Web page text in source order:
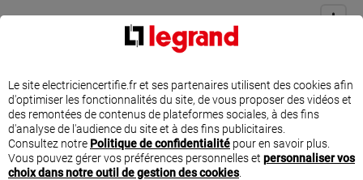
Le site electriciencertifie.fr et ses partenaires utilisent des cookies afin
d'optimiser les fonctionnalités du site, de vous proposer des vidéos et
des remontées de contenus de plateformes sociales, à des fins
d'analyse de l'audience du site et à des fins publicitaires.
Consultez notre Politique de confidentialité pour en savoir plus.
Vous pouvez gérer vos préférences personnelles et personnaliser vos
choix dans notre outil de gestion des cookies.